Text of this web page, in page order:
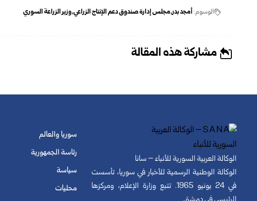
الوسوم: أمجد بدر مجلس إدارة صندوق دعم الإنتاج الزراعي وزير الزراعة السوري
مشاركة هذه المقالة
الوكالة العربية السورية للأنباء – سانا
الوكالة الوطنية الرسمية للأخبار في سوريا، تأسست
في 24 يونيو 1965. تتبع وزارة الإعلام، ومركزها
سوريا والعالم
رئاسة الجمهورية
سياسة
محليات